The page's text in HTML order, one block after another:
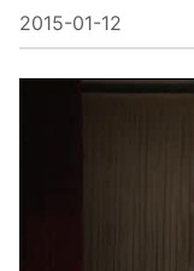
2015-01-12